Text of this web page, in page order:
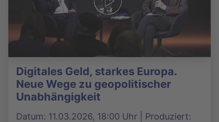
Digitales Geld, starkes Europa.
Neue Wege zu geopolitischer
Unabhängigkeit
Datum: 11.03.2026, 18:00 Uhr | Produziert: